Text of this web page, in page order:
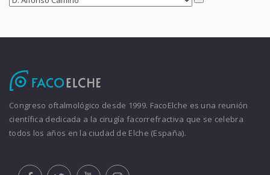
Congreso oftalmológico desde 1999. FacoElche es una reunión
científica dedicada a la cirugía facorrefractiva que se celebra
todos los años en la ciudad de Elche (España).